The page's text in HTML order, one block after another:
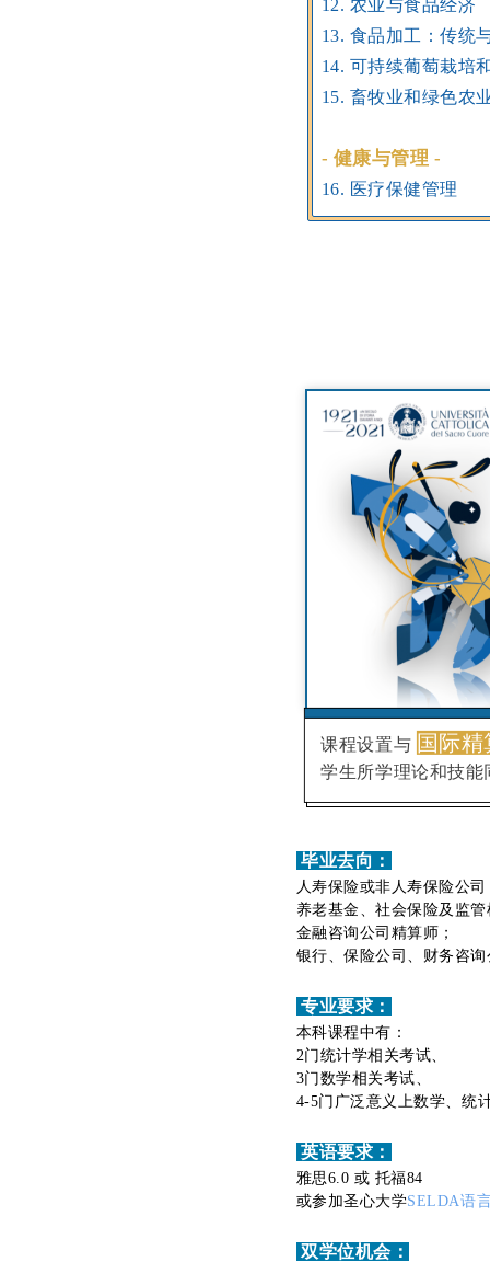
12. 农业与食品经济
13. 食品加工：传统
14. 可持续葡萄栽培
15. 畜牧业和绿色农
- 健康与管理 -
16. 医疗保健管理
课程设置与 国际精
学生所学理论和技
毕业去向：
人寿保险或非人寿保险公司
养老基金、社会保险及监
金融咨询公司精算师；
银行、保险公司、财务咨
专业要求：
本科课程中有：
2门统计学相关考试、
3门数学相关考试、
4-5门广泛意义上数学、统
英语要求：
雅思6.0 或 托福84
或参加圣心大学SELDA语
双学位机会：